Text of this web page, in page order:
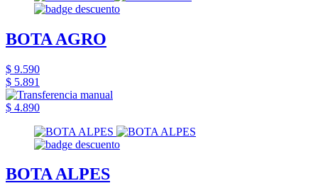
BOTA AGRO
$ 9.590
$ 5.891
$ 4.890
BOTA ALPES